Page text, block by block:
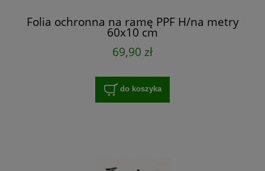
Folia ochronna na ramę PPF H/na metry
60x10 cm
69,90 zł
do koszyka